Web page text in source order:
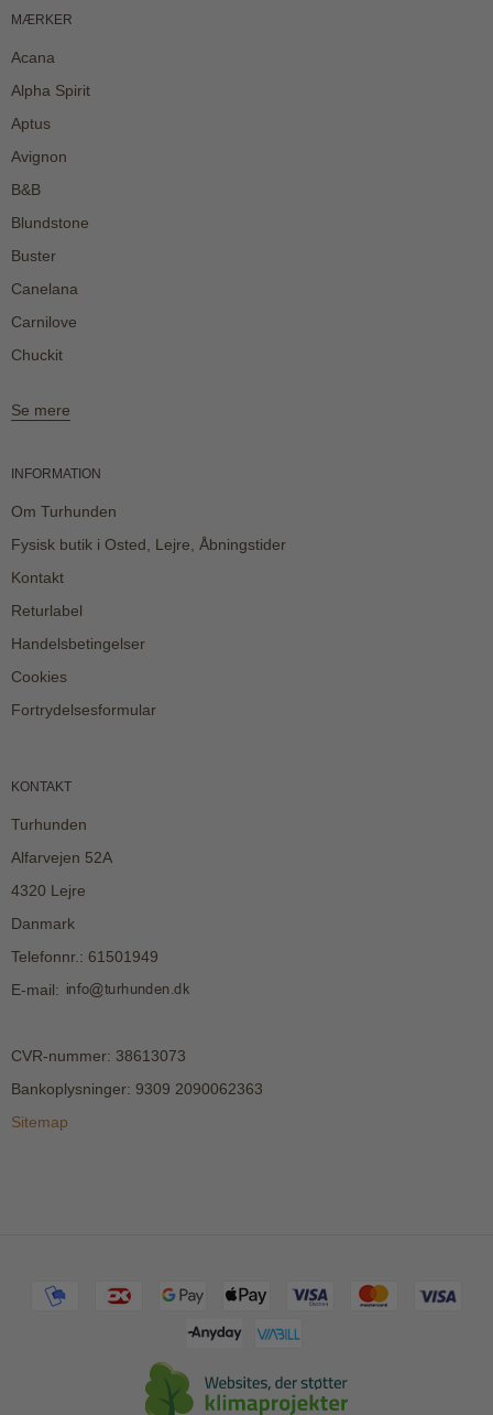
MÆRKER
Acana
Alpha Spirit
Aptus
Avignon
B&B
Blundstone
Buster
Canelana
Carnilove
Chuckit
Se mere
INFORMATION
Om Turhunden
Fysisk butik i Osted, Lejre, Åbningstider
Kontakt
Returlabel
Handelsbetingelser
Cookies
Fortrydelsesformular
KONTAKT
Turhunden
Alfarvejen 52A
4320 Lejre
Danmark
Telefonnr. : 61501949
E-mail:
CVR-nummer: 38613073
Bankoplysninger: 9309 2090062363
Sitemap